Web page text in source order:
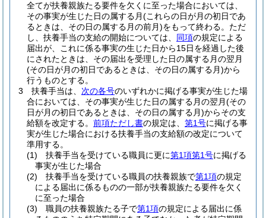
全てが扶養親族たる要件を欠くに至った場合においては、
その事実が生じた日の属する月(これらの日が月の初日であ
るときは、その日の属する月の前月)をもって終わる。 ただ
し、扶養手当の支給の開始については、 同項の規定による
届出が、これに係る事実の生じた日から15日を経過した後
にされたときは、その届出を受理した日の属する月の翌月
(その日が月の初日であるときは、その日の属する月)から
行うものとする。
3
扶養手当は、 次の各号のいずれかに掲げる事実が生じた場
合においては、その事実が生じた日の属する月の翌月(その
日が月の初日であるときは、その日の属する月)からその支
給額を改定する。 前項ただし書の規定は、 第1号に掲げる事
実が生じた場合における扶養手当の支給額の改定について
準用する。
(1)
扶養手当を受けている職員に更に第1項第1号に掲げる
事実が生じた場合
(2)
扶養手当を受けている職員の扶養親族で第1項の規定
による届出に係るものの一部が扶養親族たる要件を欠く
に至った場合
(3)
職員の扶養親族たる子で第1項の規定による届出に係